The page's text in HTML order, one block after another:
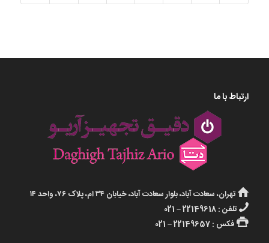
ارتباط با ما
تهران، سعادت آباد، بلوار سعادت آباد، خیابان ۳۴ ام، پلاک ۷۶، واحد ۱۴
تلفن : 22149618 – 021
فکس : 22149657 – 021